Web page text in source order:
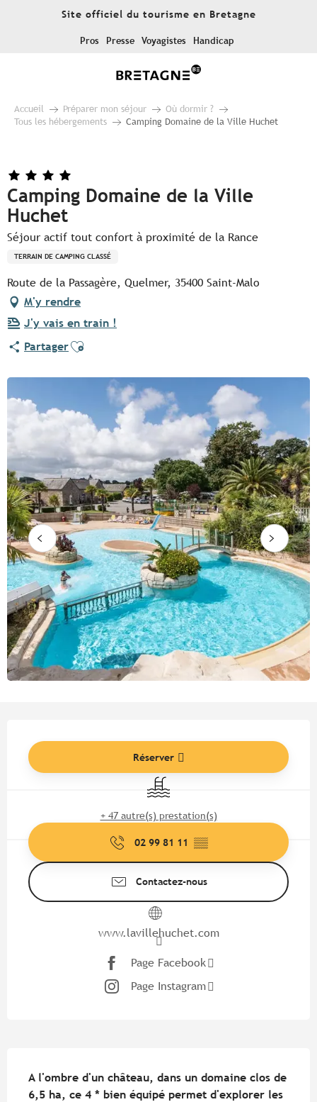
Site officiel du tourisme en Bretagne
Pros Presse Voyagistes Handicap
Accueil Préparer mon séjour
Où dormir ?
Tous les hébergements
Camping Domaine de la Ville Huchet
Camping Domaine de la Ville
Huchet
Séjour actif tout confort à proximité de la Rance
TERRAIN DE CAMPING CLASSÉ
Route de la Passagère, Quelmer, 35400 Saint-Malo
M'y rendre
J'y vais en train !
PartagerAjouter aux favoris
Réserver
Piscine
+ 47 autre(s) prestation(s)
02 99 81 11 ▒▒
Contactez-nous
www.lavillehuchet.com
Page Facebook
Page Instagram
A l'ombre d'un château, dans un domaine clos de
6,5 ha, ce 4 * bien équipé permet d'explorer les